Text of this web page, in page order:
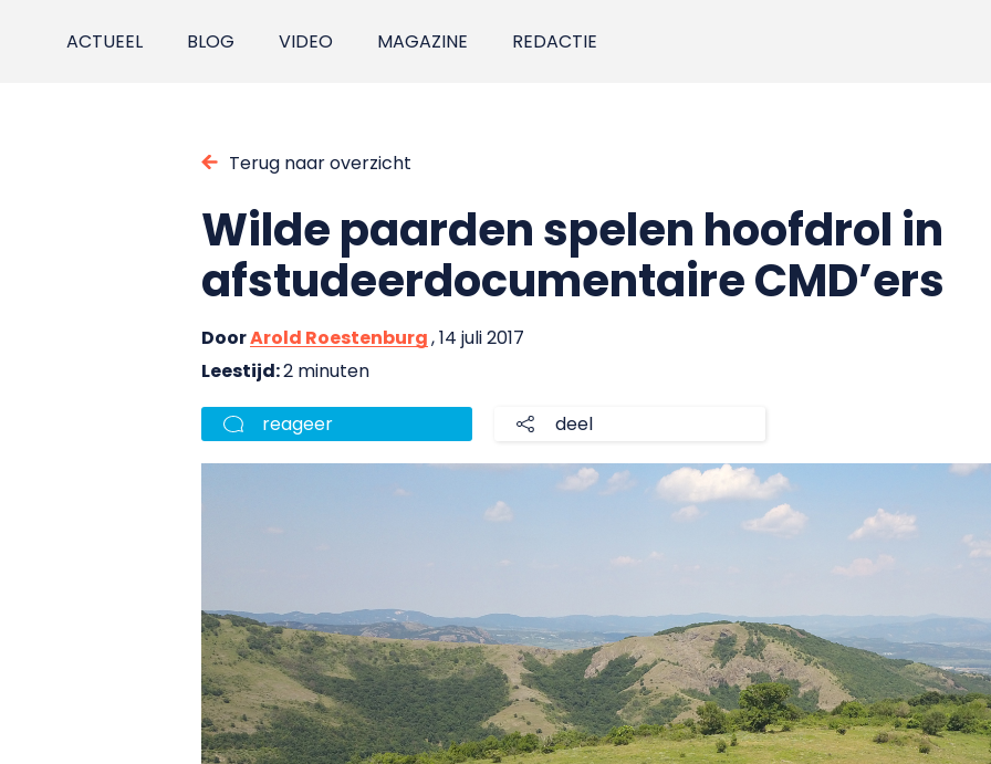
ACTUEEL BLOG VIDEO MAGAZINE REDACTIE
Terug naar overzicht
Wilde paarden spelen hoofdrol in
afstudeerdocumentaire CMD’ers
DoorArold Roestenburg, 14 juli 2017
Leestijd:2 minuten
reageer deel